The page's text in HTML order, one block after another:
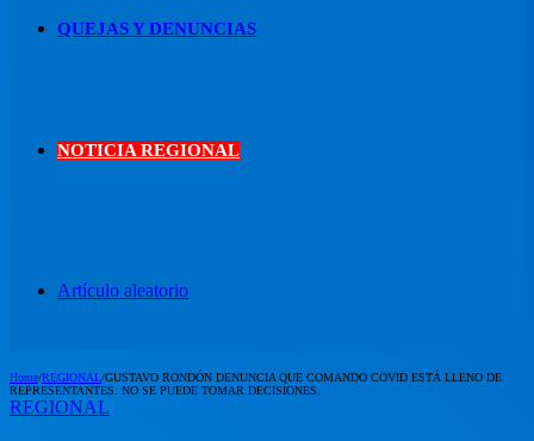
QUEJAS Y DENUNCIAS
NOTICIA REGIONAL
Artículo aleatorio
Home/REGIONAL/GUSTAVO RONDÓN DENUNCIA QUE COMANDO COVID ESTÁ LLENO DE
REPRESENTANTES. NO SE PUEDE TOMAR DECISIONES.
REGIONAL